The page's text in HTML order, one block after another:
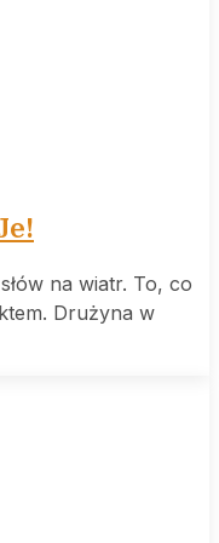
na wiatr. To, co
Drużyna w